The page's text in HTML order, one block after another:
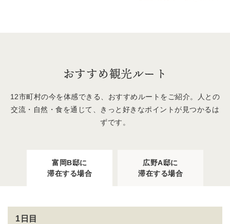
おすすめ観光ルート
12市町村の今を体感できる、おすすめルートをご紹介。
人との
交流・自然・食を通じて、きっと好きなポイントが見つかるは
ずです。
富岡B邸に
滞在する場合
広野A邸に
滞在する場合
1日目